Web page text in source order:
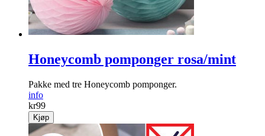
Honeycomb pomponger rosa/mint
Pakke med tre Honeycomb pomponger.
info
kr99
Kjøp